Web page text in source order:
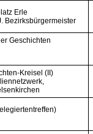
Erle
Bezirksbürgermeister
Geschichten
Kreisel (II)